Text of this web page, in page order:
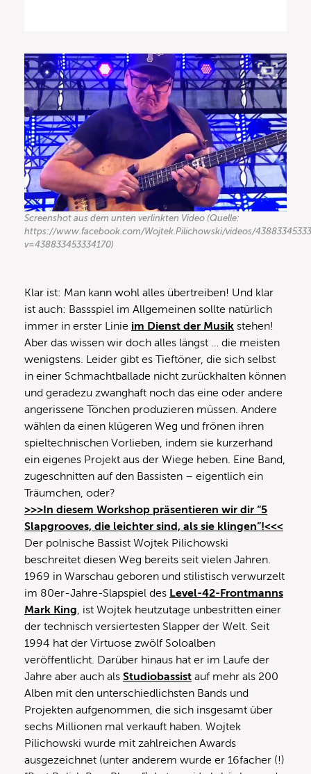
Screenshot aus dem unten verlinkten Video (Quelle:
https://www.facebook.com/Wojtek.Pilichowski/videos/
v=438833453334170)
Klar ist: Man kann wohl alles übertreiben! Und klar
ist auch: Bassspiel im Allgemeinen sollte natürlich
immer in erster Linie im Dienst der Musik stehen!
Aber das wissen wir doch alles längst … die meisten
wenigstens. Leider gibt es Tieftöner, die sich selbst
in einer Schmachtballade nicht zurückhalten können
und geradezu zwanghaft noch das eine oder andere
angerissene Tönchen produzieren müssen. Andere
wählen da einen klügeren Weg und frönen ihren
spieltechnischen Vorlieben, indem sie kurzerhand
ein eigenes Projekt aus der Wiege heben. Eine Band,
zugeschnitten auf den Bassisten – eigentlich ein
Träumchen, oder?
>>>In diesem Workshop präsentieren wir dir “5
Slapgrooves, die leichter sind, als sie klingen”!<<<
Der polnische Bassist Wojtek Pilichowski
beschreitet diesen Weg bereits seit vielen Jahren.
1969 in Warschau geboren und stilistisch verwurzelt
im 80er-Jahre-Slapspiel des Level-42-Frontmanns
Mark King, ist Wojtek heutzutage unbestritten einer
der technisch versiertesten Slapper der Welt. Seit
1994 hat der Virtuose zwölf Soloalben
veröffentlicht. Darüber hinaus hat er im Laufe der
Jahre aber auch als Studiobassist auf mehr als 200
Alben mit den unterschiedlichsten Bands und
Projekten aufgenommen, die sich insgesamt über
sechs Millionen mal verkauft haben. Wojtek
Pilichowski wurde mit zahlreichen Awards
ausgezeichnet (unter anderem wurde er 16facher (!)